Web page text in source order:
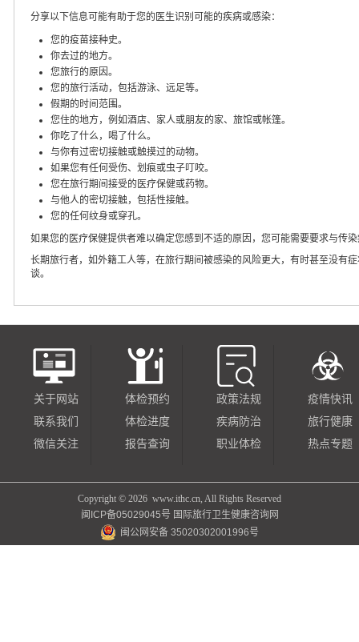
分享以下信息可能有助于您的医生识别可能的疾病或感染：
您的疫苗接种史。
你去过的地方。
您旅行的原因。
您的旅行活动，包括游泳、远足等。
假期的时间范围。
您住的地方，例如酒店、家人或朋友的家、旅馆或帐篷。
你吃了什么，喝了什么。
与你有过密切接触或触摸过的动物。
如果您有任何受伤、划痕或虫子叮咬。
您在旅行期间接受的医疗保健或药物。
与他人的密切接触，包括性接触。
您的任何纹身或穿孔。
如果您的医疗保健提供者难以确定您感到不适的原因，您可能需要要求与传
长期旅行者，如外籍工人等，在旅行期间被感染的风险更大，有时甚至没有
谈。
关于网站
联系我们
微信关注
体检预约
体检进度
报告查询
政策法规
疾病防治
职业体检
疫情快讯
旅行健康
热点专题
Copyright © 2026 www.ithc.cn, All Rights Reserved
闽ICP备05029045号 国际旅行卫生健康咨询网
闽公网安备 35020302001996号